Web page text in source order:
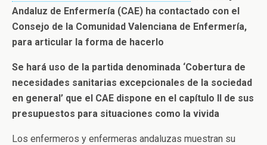
Andaluz de Enfermería (CAE) ha contactado con el
Consejo de la Comunidad Valenciana de Enfermería,
para articular la forma de hacerlo
Se hará uso de la partida denominada ‘Cobertura de
necesidades sanitarias excepcionales de la sociedad
en general’ que el CAE dispone en el capítulo II de sus
presupuestos para situaciones como la vivida
Los enfermeros y enfermeras andaluzas muestran su